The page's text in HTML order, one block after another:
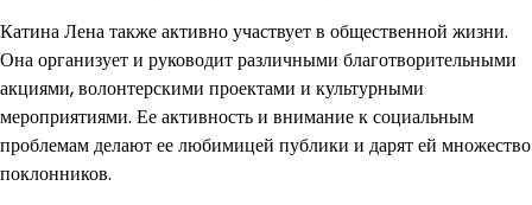
Катина Лена также активно участвует в общественной жизни.
Она организует и руководит различными благотворительными
акциями, волонтерскими проектами и культурными
мероприятиями. Ее активность и внимание к социальным
проблемам делают ее любимицей публики и дарят ей множество
поклонников.